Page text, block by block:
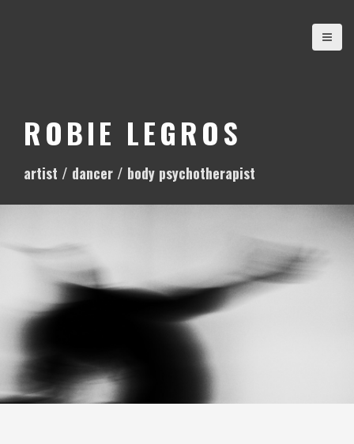
t
ROBIE LEGROS
artist / dancer / body psychotherapist